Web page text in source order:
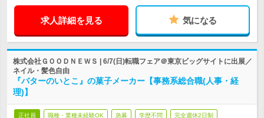
求人詳細を見る 気になる
株式会社ＧＯＯＤＮＥＷＳ | 6/7(日)転職フェア＠東京ビッグサイトに出展／
ネイル・髪色自由
『バターのいとこ』の菓子メーカー【事務系総合職(人事・経
理)】
正社員 職種・業種未経験OK 急募 学歴不問 完全週休2日制